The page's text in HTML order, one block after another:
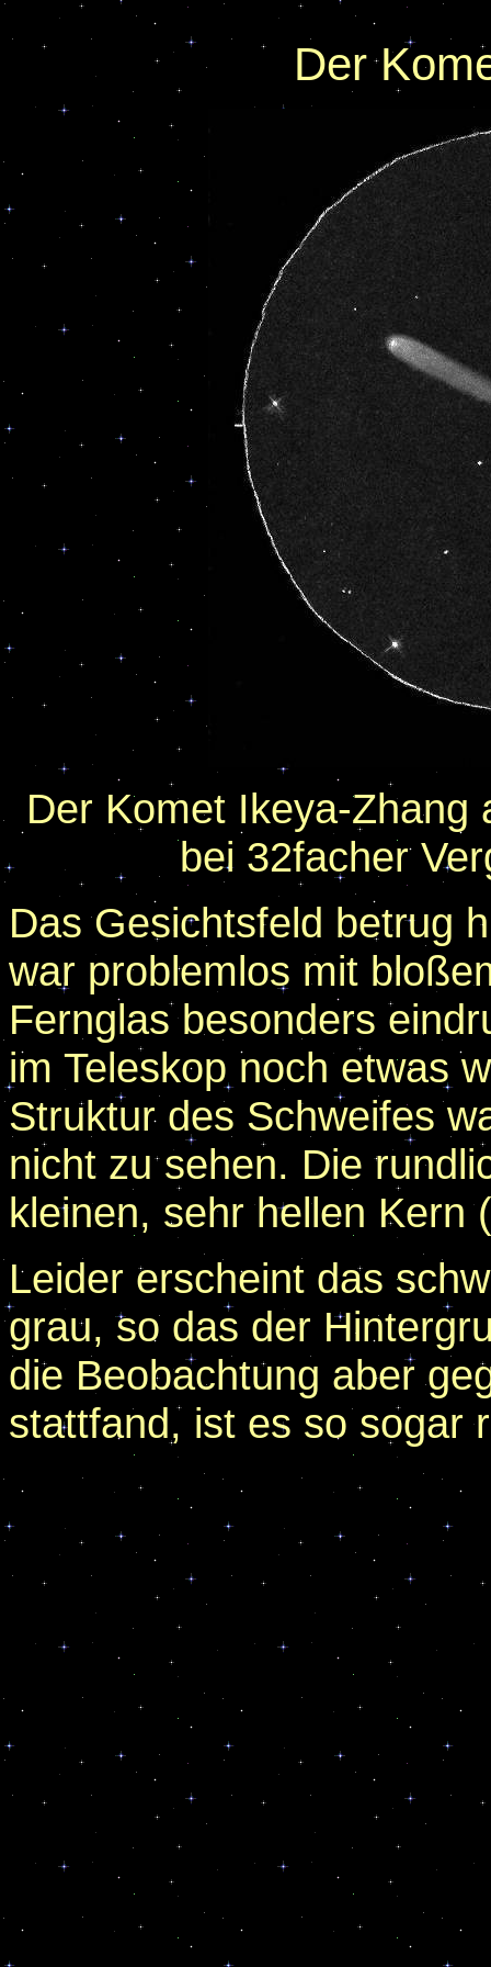
Der
Der Komet Ikeya-
bei 32facher
Das Gesichtsfeld betrug
war problemlos mit
Fernglas besonders
im Teleskop noch etwas
Struktur des Schweifes
nicht zu sehen. Die
kleinen, sehr hellen Kern
Leider erscheint das
grau, so das der
die Beobachtung aber
stattfand, ist es so sogar